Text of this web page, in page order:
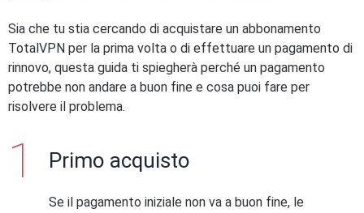
Sia che tu stia cercando di acquistare un abbonamento
TotalVPN per la prima volta o di effettuare un pagamento di
rinnovo, questa guida ti spiegherà perché un pagamento
potrebbe non andare a buon fine e cosa puoi fare per
risolvere il problema.
Primo acquisto
Se il pagamento iniziale non va a buon fine, le